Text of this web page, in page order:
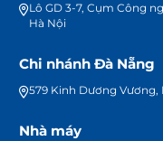
Lô GD 3-7, Cụm Công
Hà Nội
Chi nhánh Đà Nẵng
579 Kinh Dương
Nhà máy